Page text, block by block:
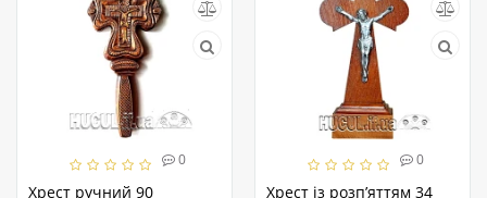
0
Хрест ручний 90
0
Хрест із розп’яттям 34